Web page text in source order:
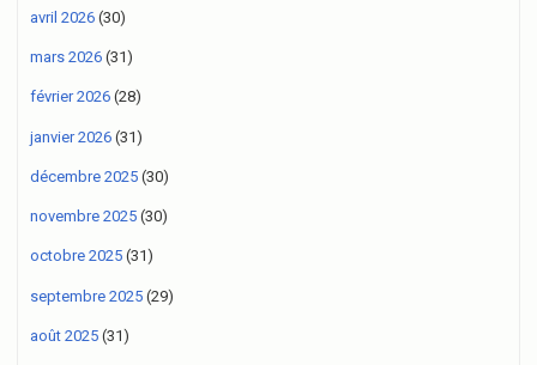
avril 2026 (30)
mars 2026 (31)
février 2026 (28)
janvier 2026 (31)
décembre 2025 (30)
novembre 2025 (30)
octobre 2025 (31)
septembre 2025 (29)
août 2025 (31)